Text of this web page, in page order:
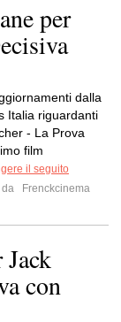
per
dalla
Italia riguardanti
- La Prova
film
il seguito
da
Frenckcinema
con